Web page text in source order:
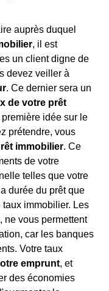
auprès duquel
, il est
un client digne de
devez veiller à
. Ce dernier sera un
de votre prêt
idée sur le
prétendre, vous
immobilier. Ce
de votre
telles que votre
durée du prêt que
immobilier. Les
ne vous permettent
car les banques
Votre taux
emprunt, et
des économies